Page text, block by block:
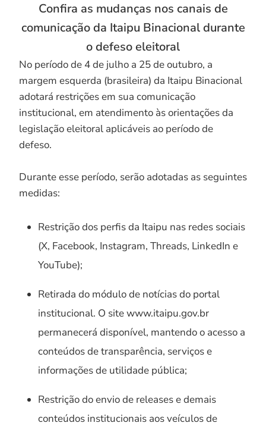
Confira as mudanças nos canais de
comunicação da Itaipu Binacional durante
o defeso eleitoral
No período de 4 de julho a 25 de outubro, a
margem esquerda (brasileira) da Itaipu Binacional
adotará restrições em sua comunicação
institucional, em atendimento às orientações da
legislação eleitoral aplicáveis ao período de
defeso.
Durante esse período, serão adotadas as seguintes
medidas:
Restrição dos perfis da Itaipu nas redes sociais
(X, Facebook, Instagram, Threads, LinkedIn e
YouTube);
Retirada do módulo de notícias do portal
institucional. O site www.itaipu.gov.br
permanecerá disponível, mantendo o acesso a
conteúdos de transparência, serviços e
informações de utilidade pública;
Restrição do envio de releases e demais
conteúdos institucionais aos veículos de